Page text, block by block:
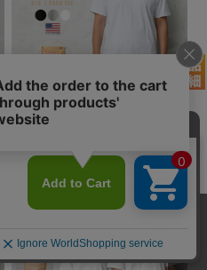
★カートで割引対象品★【即日出荷対応】G
oodwear グッドウェア 2W7-65227 USAコッ
¥2,200(税込)